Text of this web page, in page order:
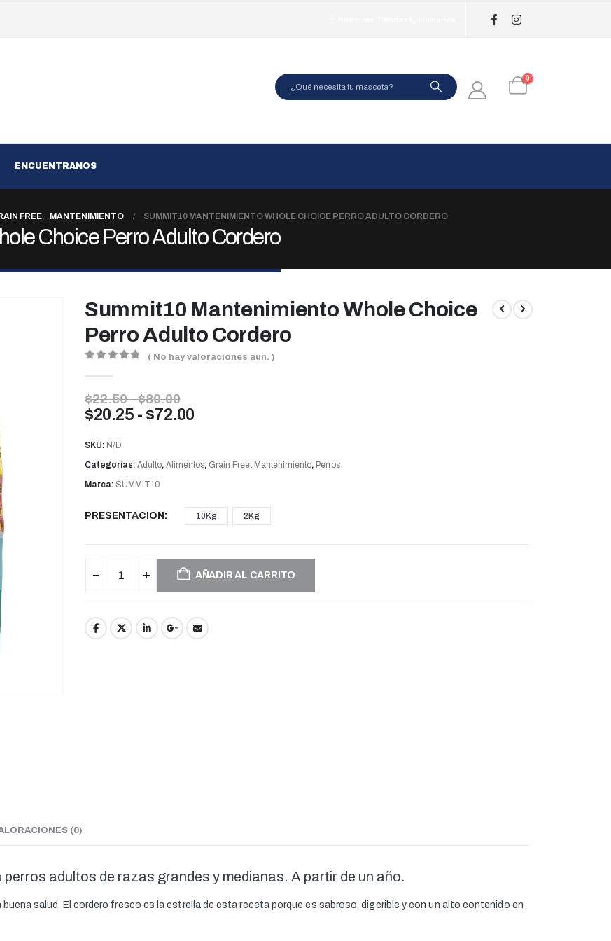
0
ENCUENTRANOS
FREE, MANTENIMIENTO SUMMIT10 MANTENIMIENTO WHOLE CHOICE PERRO ADULTO CORDERO
Choice Perro Adulto Cordero
Summit10 Mantenimiento Whole Choice
Perro Adulto Cordero
( No hay valoraciones aún. )
$22.50-$80.00Rango
de
precios:
hasta
$20.25 - $72.00Rango
desde
$72.00
SKU: N/D
Categorías: Adulto, Alimentos, Grain Free, Mantenimiento, Perros
Marca: SUMMIT10
PRESENTACION 10Kg 2Kg
AÑADIR AL CARRITO
(0)
adultos de razas grandes y medianas. A partir de un año.
salud. El cordero fresco es la estrella de esta receta porque es sabroso, digerible y con un alto contenido en